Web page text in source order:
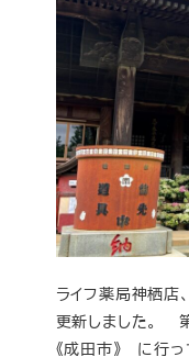
ライフ薬局神栖店
更新しました。
《成田市》 に行っ